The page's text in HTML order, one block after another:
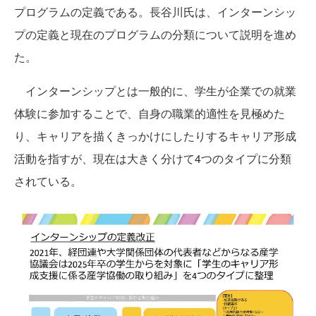
プログラムの定義である。長谷川氏は、インターンシッ
プの定義と現在のプログラムの分類について説明を進め
た。
インターンシップとは一般的に、学生が企業での就業
体験に参加することで、自身の職業的適性を見極めた
り、キャリアを描くきっかけにしたりするキャリア形成
活動を指すが、現在は大きく分けて4つのタイプに分類
されている。